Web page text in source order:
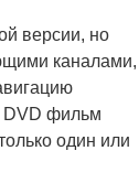
версии, но
каналами,
DVD фильм
один или